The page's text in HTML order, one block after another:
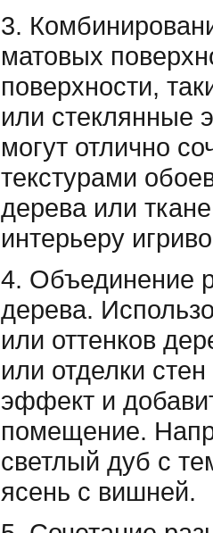
3.
матовых
поверхности,
или стеклянные
могут отлично
текстурами
дерева или
интерьеру
4. Объединение
дерева.
или оттенков
или отделки
эффект и
помещение.
светлый дуб с
ясень с вишней.